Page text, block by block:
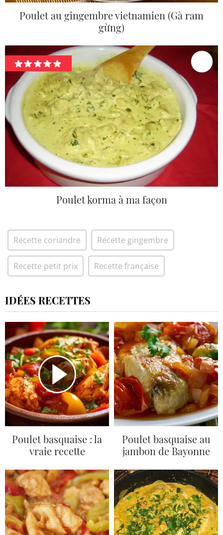
Poulet au gingembre vietnamien (Gà ram
gừng)
Poulet korma à ma façon
Recette coriandre Recette gingembre
Recette petit prix Recette française
IDÉES RECETTES
Poulet basquaise : la
vraie recette
Poulet basquaise au
jambon de Bayonne